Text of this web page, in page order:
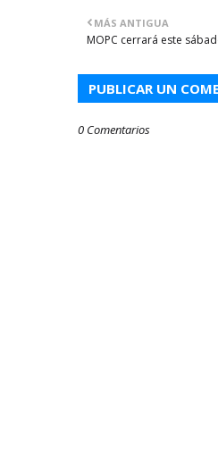
MÁS ANTIGUA
MOPC cerrará este
PUBLICAR UN
0 Comentarios